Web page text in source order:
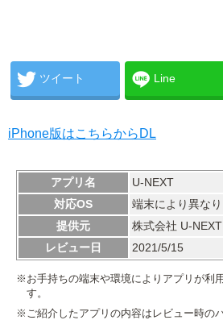
ツイート Line
iPhone版はこちらからDL
アプリ名
U-NEXT
対応OS
端末により異な
提供元
株式会社 U-NEXT
レビュー日
2021/5/15
※お手持ちの端末や環境によりアプリが利
す。
※ご紹介したアプリの内容はレビュー時の